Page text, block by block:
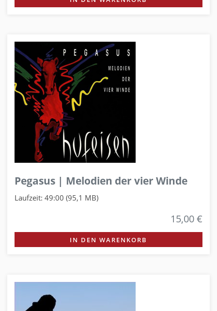
Pegasus | Melodien der vier Winde
Laufzeit: 49:00 (95,1 MB)
15,00 €
IN DEN WARENKORB